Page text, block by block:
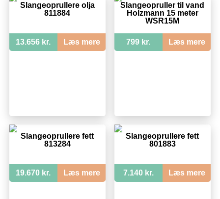
Slangeoprullere olja
811884
13.656 kr. Læs mere
Slangeopruller til vand
Holzmann 15 meter
WSR15M
799 kr. Læs mere
Slangeoprullere fett
813284
19.670 kr. Læs mere
Slangeoprullere fett
801883
7.140 kr. Læs mere